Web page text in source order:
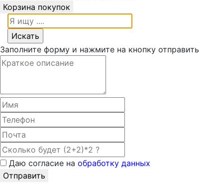
Корзина покупок
Заполните форму и нажмите на кнопку отправить
Даю согласие на обработку данных
Отправить